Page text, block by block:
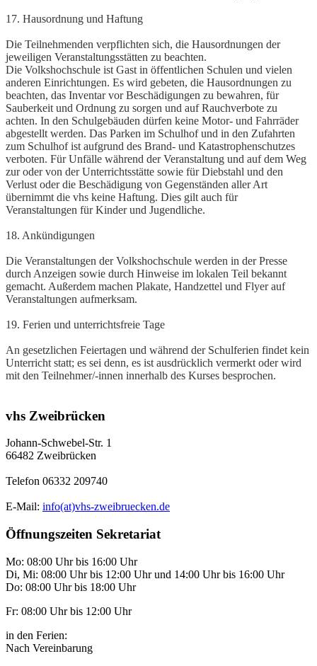
17. Hausordnung und Haftung
Die Teilnehmenden verpflichten sich, die Hausordnungen der
jeweiligen Veranstaltungsstätten zu beachten.
Die Volkshochschule ist Gast in öffentlichen Schulen und vielen
anderen Einrichtungen. Es wird gebeten, die Hausordnungen zu
beachten, das Inventar vor Beschädigungen zu bewahren, für
Sauberkeit und Ordnung zu sorgen und auf Rauchverbote zu
achten. In den Schulgebäuden dürfen keine Motor- und Fahrräder
abgestellt werden. Das Parken im Schulhof und in den Zufahrten
zum Schulhof ist aufgrund des Brand- und Katastrophenschutzes
verboten. Für Unfälle während der Veranstaltung und auf dem Weg
zur oder von der Unterrichtsstätte sowie für Diebstahl und den
Verlust oder die Beschädigung von Gegenständen aller Art
übernimmt die vhs keine Haftung. Dies gilt auch für
Veranstaltungen für Kinder und Jugendliche.
18. Ankündigungen
Die Veranstaltungen der Volkshochschule werden in der Presse
durch Anzeigen sowie durch Hinweise im lokalen Teil bekannt
gemacht. Außerdem machen Plakate, Handzettel und Flyer auf
Veranstaltungen aufmerksam.
19. Ferien und unterrichtsfreie Tage
An gesetzlichen Feiertagen und während der Schulferien findet kein
Unterricht statt; es sei denn, es ist ausdrücklich vermerkt oder wird
mit den Teilnehmer/-innen innerhalb des Kurses besprochen.
vhs Zweibrücken
Johann-Schwebel-Str. 1
66482 Zweibrücken
Telefon 06332 209740
E-Mail: info(at)vhs-zweibruecken.de
Öffnungszeiten Sekretariat
Mo: 08:00 Uhr bis 16:00 Uhr
Di, Mi: 08:00 Uhr bis 12:00 Uhr und 14:00 Uhr bis 16:00 Uhr
Do: 08:00 Uhr bis 18:00 Uhr
Fr: 08:00 Uhr bis 12:00 Uhr
in den Ferien:
Nach Vereinbarung